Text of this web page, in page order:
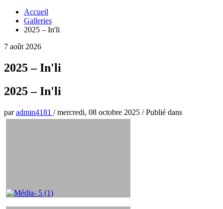
Accueil
Galleries
2025 – In'li
7 août 2026
2025 – In'li
2025 – In'li
paradmin4181 /mercredi, 08 octobre 2025 /Publié dans